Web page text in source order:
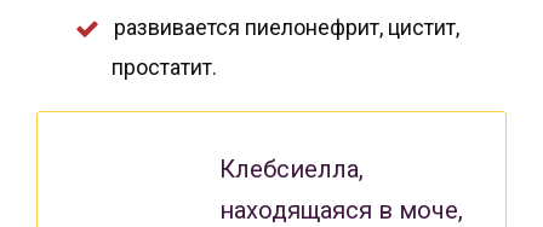
развивается пиелонефрит, цистит,
простатит.
Клебсиелла,
находящаяся в моче,